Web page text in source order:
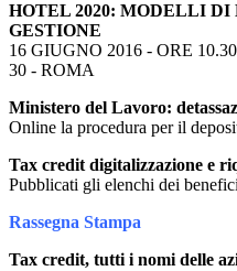
HOTEL 2020: MODELLI DI
GESTIONE
16 GIUGNO 2016 - ORE
30 - ROMA
Ministero del Lavoro:
Online la procedura per il
Tax credit digitalizzazione e
Pubblicati gli elenchi dei
Rassegna Stampa
Tax credit, tutti i nomi delle